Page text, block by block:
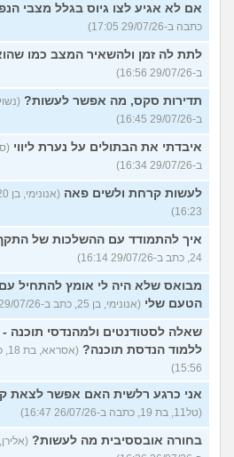
אם לא אגיע לצו גיוס בגלל מצבי
כתבה ב-29/07/26 17:05)
לתת לה זמן ולהשאיר המצב כמו
ב-29/07/26 16:56)
תדירות סקס, מה אפשר לעשות?
ב-29/07/26 16:45)
איבדתי את הבתולים על נערת ליווי
ב-29/07/26 16:34)
לעשות קרחת ולשים פאה
16:23)
איך להתמודד עם ההשלכות של
24, כתב ב-29/07/26 16:14)
מבואס שלא היה לי אומץ להתחיל
הטעם שלי (אנונימי, בן 25, כתב ב-29/07/26 16:05)
שאלה לסטודנטים ולמהנדסי תוכנה -
ללמוד הנדסת תוכנה?
15:56)
אני כרגע רלשית האם אפשר לצאת
(טל11, בת 19, כתבה ב-26/07/26 16:47)
בחורה אובססיבית מה לעשות?